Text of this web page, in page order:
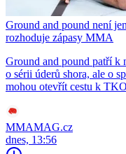
Ground and pound není
rozhoduje zápasy MMA
Ground and pound patří
o sérii úderů shora, ale o
mohou otevřít cestu k
MMAMAG.cz
dnes, 13:56